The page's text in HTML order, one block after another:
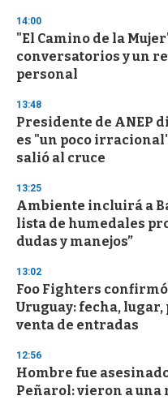
14:00
"El Camino de la
conversatorios y un
personal
13:48
Presidente de ANEP
es "un poco
salió al cruce
13:25
Ambiente incluirá a
lista de humedales
dudas y manejos”
13:02
Foo Fighters
Uruguay: fecha,
venta de entradas
12:56
Hombre fue
Peñarol: vieron a